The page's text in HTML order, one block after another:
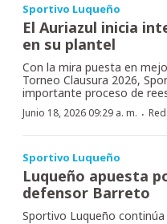
Sportivo Luqueño
El Auriazul inicia
en su plantel
Con la mira puesta en
Torneo Clausura 2026,
importante proceso de
Junio 18, 2026 09:29 a. m. ·
Sportivo Luqueño
Luqueño apuesta
defensor Barreto
Sportivo Luqueño